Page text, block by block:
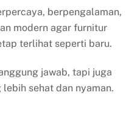
berpengalaman,
modern agar furnitur
terlihat seperti baru.
jawab, tapi juga
sehat dan nyaman.